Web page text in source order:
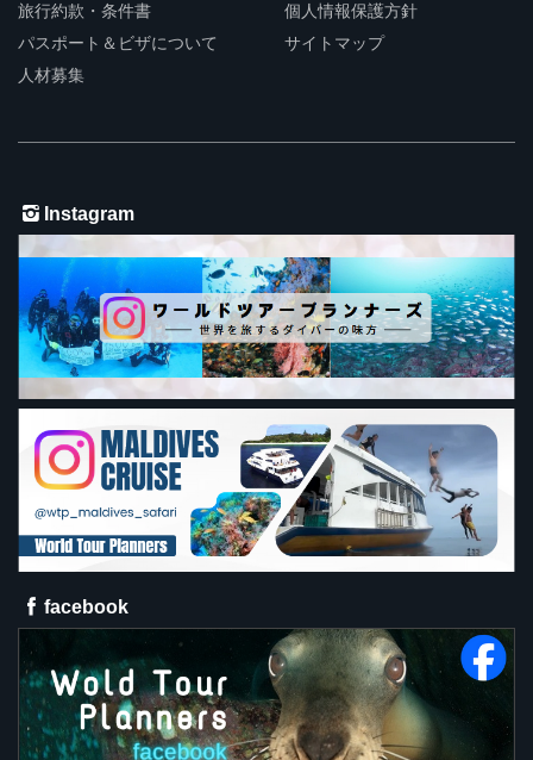
旅行約款・条件書
パスポート＆ビザについて
人材募集
個人情報保護方針
サイトマップ
Instagram
facebook